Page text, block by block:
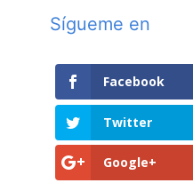
Sígueme en
Facebook
Twitter
Google+